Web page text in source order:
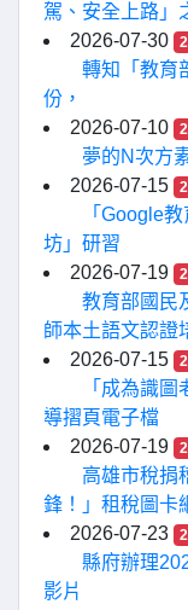
駕、安全上路」
2026-07-30
轉知「教育
份，
2026-07-10
夢的N次方
2026-07-15
「Google
坊」研習
2026-07-19
教育部國民
師本土語文認證
2026-07-15
「成為識
導摺頁電子檔
2026-07-19
高雄市稅捐
鋒！」租稅圖卡
2026-07-23
縣府辦理
影片